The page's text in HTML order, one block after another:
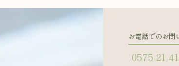
お電話でのお問
0575-21-